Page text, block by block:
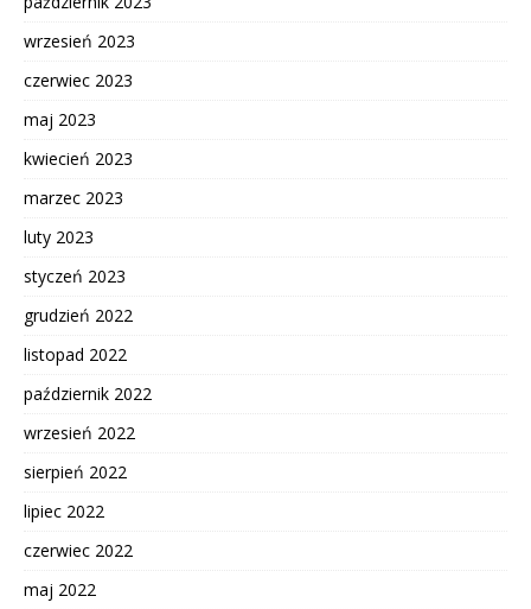
wrzesień 2023
czerwiec 2023
maj 2023
kwiecień 2023
marzec 2023
luty 2023
styczeń 2023
grudzień 2022
listopad 2022
październik 2022
wrzesień 2022
sierpień 2022
lipiec 2022
czerwiec 2022
maj 2022